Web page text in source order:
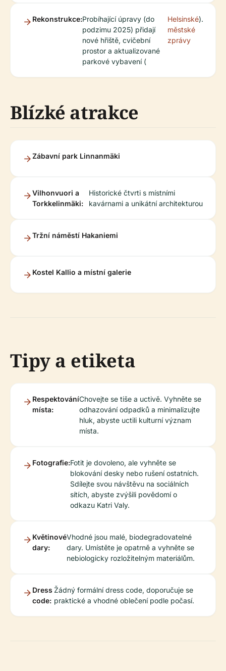
Rekonstrukce:Probíhající úpravy (do
podzimu 2025) přidají
nové hřiště, cvičební
prostor a aktualizované
parkové vybavení (
Helsinské
městské
zprávy
).
Blízké atrakce
Zábavní park Linnanmäki
Vilhonvuori a
Torkkelinmäki:
Historické čtvrti s místními
kavárnami a unikátní architekturou
Tržní náměstí Hakaniemi
Kostel Kallio a místní galerie
Tipy a etiketa
Respektování
místa:
Chovejte se tiše a uctivě. Vyhněte se
odhazování odpadků a minimalizujte
hluk, abyste uctili kulturní význam
místa.
Fotografie:Fotit je dovoleno, ale vyhněte se
blokování desky nebo rušení ostatních.
Sdílejte svou návštěvu na sociálních
sítích, abyste zvýšili povědomí o
odkazu Katri Valy.
Květinové
dary:
Vhodné jsou malé, biodegradovatelné
dary. Umístěte je opatrně a vyhněte se
nebiologicky rozložitelným materiálům.
Dress
code:
Žádný formální dress code, doporučuje se
praktické a vhodné oblečení podle počasí.